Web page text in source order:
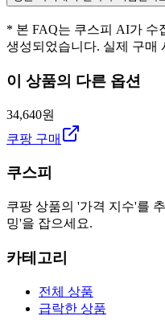
* 본 FAQ는 쿠스피 AI가 수
생성되었습니다. 실제 구매
이 상품의 다른 옵션
34,640원
쿠팡 구매
쿠스피
쿠팡 상품의 '가격 지수'를
밍'을 잡으세요.
카테고리
전체 상품
급락한 상품